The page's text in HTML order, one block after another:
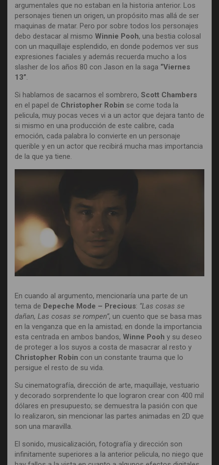
argumentales que no estaban en la historia anterior. Los
personajes tienen un origen, un propósito mas allá de ser
maquinas de matar. Pero por sobre todos los personajes
debo destacar al mismo Winnie Pooh, una bestia colosal
con un maquillaje esplendido, en donde podemos ver sus
expresiones faciales y además recuerda mucho a los
slasher de los años 80 con Jason en la saga “Viernes
13”.
Si hablamos de sacarnos el sombrero, Scott Chambers
en el papel de Christopher Robin se come toda la
pelicula, muy pocas veces vi a un actor que dejara tanto de
si mismo en una producción de este calibre, cada
emoción, cada palabra lo convierte en un personaje
querible y en un actor que recibirá mucha mas importancia
de la que ya tiene.
En cuando al argumento, mencionaría una parte de un
tema de Depeche Mode – Precious: “Las cosas se
dañan, Las cosas se rompen”, un cuento que se basa mas
en la venganza que en la amistad; en donde la importancia
esta centrada en ambos bandos, Winne Pooh y su deseo
de proteger a los suyos a costa de masacrar al resto y
Christopher Robin con un constante trauma que lo
persigue el resto de su vida.
Su cinematografía, dirección de arte, maquillaje, vestuario
y decorado sorprendente lo que lograron crear con 400 mil
dólares en presupuesto; se demuestra la pasión con que
lo realizaron, sin mencionar las partes animadas en 2D que
son una maravilla.
El sonido, musicalización, fotografía y dirección son
infinitamente superiores a la anterior pelicula, no niego que